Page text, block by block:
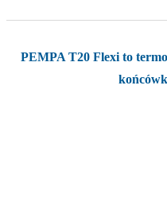
PEMPA T20 Flexi to